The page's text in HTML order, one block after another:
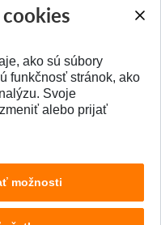
ako sú súbory
funkčnosť stránok, ako
Svoje
alebo prijať
možnosti